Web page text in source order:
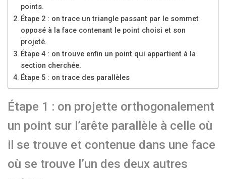
points.
Étape 2 : on trace un triangle passant par le sommet
opposé à la face contenant le point choisi et son
projeté.
Étape 4 : on trouve enfin un point qui appartient à la
section cherchée.
Étape 5 : on trace des parallèles
Étape 1 : on projette orthogonalement
un point sur l’arête parallèle à celle où
il se trouve et contenue dans une face
où se trouve l’un des deux autres